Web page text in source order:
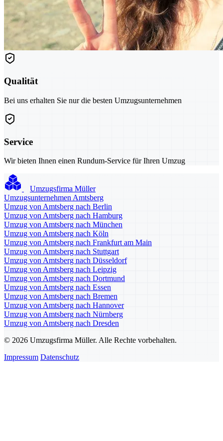
Qualität
Bei uns erhalten Sie nur die besten Umzugsunternehmen
Service
Wir bieten Ihnen einen Rundum-Service für Ihren Umzug
Umzugsfirma Müller
Umzugsunternehmen Amtsberg
Umzug von Amtsberg nach Berlin
Umzug von Amtsberg nach Hamburg
Umzug von Amtsberg nach München
Umzug von Amtsberg nach Köln
Umzug von Amtsberg nach Frankfurt am Main
Umzug von Amtsberg nach Stuttgart
Umzug von Amtsberg nach Düsseldorf
Umzug von Amtsberg nach Leipzig
Umzug von Amtsberg nach Dortmund
Umzug von Amtsberg nach Essen
Umzug von Amtsberg nach Bremen
Umzug von Amtsberg nach Hannover
Umzug von Amtsberg nach Nürnberg
Umzug von Amtsberg nach Dresden
© 2026 Umzugsfirma Müller. Alle Rechte vorbehalten.
Impressum Datenschutz